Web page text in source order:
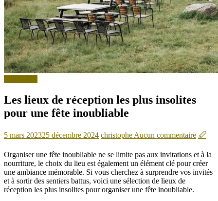
Les lieux de réception les plus insolites
pour une fête inoubliable
5 mars 202325 décembre 2024 christophe Aucun commentaire 🖉
Organiser une fête inoubliable ne se limite pas aux invitations et à la
nourriture, le choix du lieu est également un élément clé pour créer
une ambiance mémorable. Si vous cherchez à surprendre vos invités
et à sortir des sentiers battus, voici une sélection de lieux de
réception les plus insolites pour organiser une fête inoubliable.